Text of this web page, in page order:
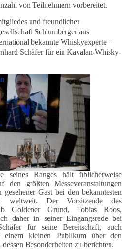
von Teilnehmern vorbereitet.
und freundlicher
Schlumberger aus
bekannte Whiskyexperte –
Schäfer für ein Kavalan-Whisky-
seines Ranges hält üblicherweise
den größten Messeveranstaltungen
gesehener Gast bei den bekanntesten
weltweit. Der Vorsitzende des
Goldener Grund, Tobias Roos,
daher in seiner Eingangsrede bei
für seine Bereitschaft, auch
einem kleinen Publikum über den
Besonderheiten zu berichten.